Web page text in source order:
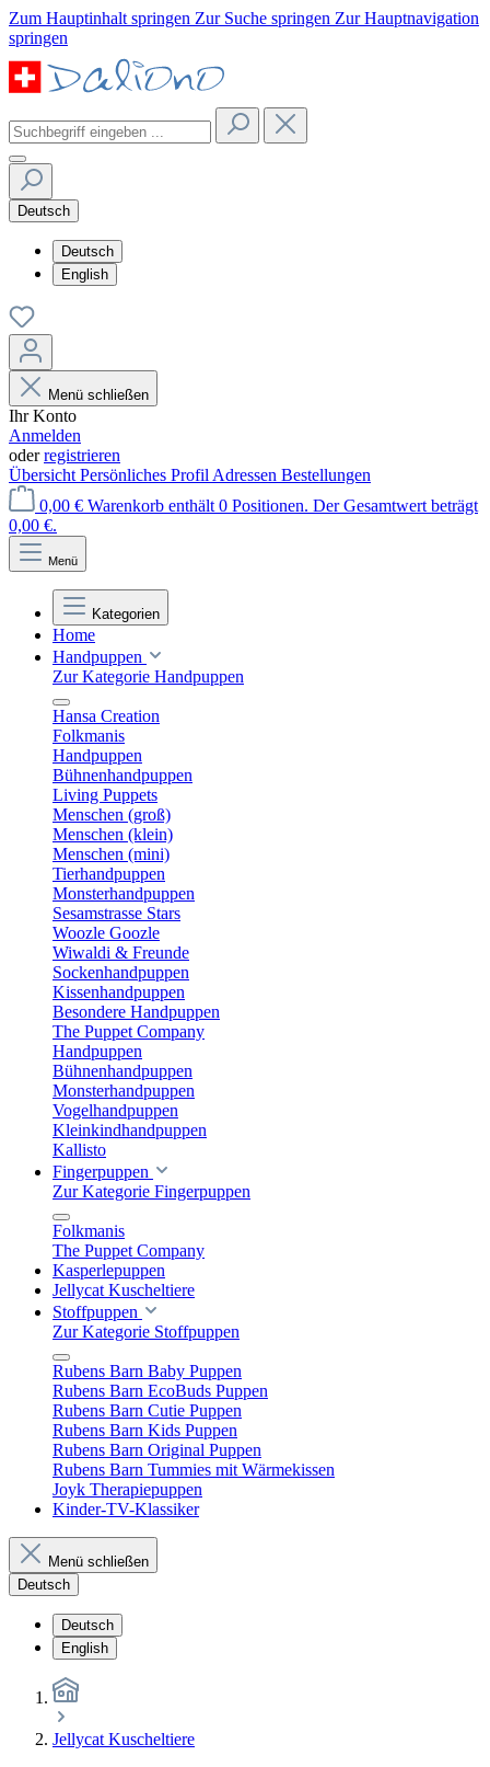
Zum Hauptinhalt springen Zur Suche springen Zur Hauptnavigation
springen
Deutsch
Deutsch
English
Menü schließen
Ihr Konto
Anmelden
oderregistrieren
Übersicht Persönliches Profil Adressen Bestellungen
0,00 € Warenkorb enthält 0 Positionen. Der Gesamtwert beträgt
0,00 €.
Menü
Kategorien
Home
Handpuppen
Zur Kategorie Handpuppen
Hansa Creation
Folkmanis
Handpuppen
Bühnenhandpuppen
Living Puppets
Menschen (groß)
Menschen (klein)
Menschen (mini)
Tierhandpuppen
Monsterhandpuppen
Sesamstrasse Stars
Woozle Goozle
Wiwaldi & Freunde
Sockenhandpuppen
Kissenhandpuppen
Besondere Handpuppen
The Puppet Company
Handpuppen
Bühnenhandpuppen
Monsterhandpuppen
Vogelhandpuppen
Kleinkindhandpuppen
Kallisto
Fingerpuppen
Zur Kategorie Fingerpuppen
Folkmanis
The Puppet Company
Kasperlepuppen
Jellycat Kuscheltiere
Stoffpuppen
Zur Kategorie Stoffpuppen
Rubens Barn Baby Puppen
Rubens Barn EcoBuds Puppen
Rubens Barn Cutie Puppen
Rubens Barn Kids Puppen
Rubens Barn Original Puppen
Rubens Barn Tummies mit Wärmekissen
Joyk Therapiepuppen
Kinder-TV-Klassiker
Menü schließen
Deutsch
Deutsch
English
Jellycat Kuscheltiere